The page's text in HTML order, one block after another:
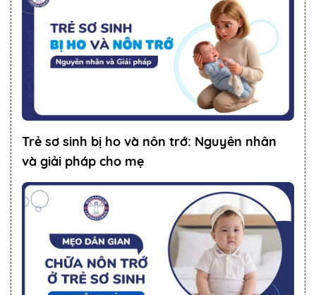
Trẻ sơ sinh bị ho và nôn trớ: Nguyên nhân
và giải pháp cho mẹ